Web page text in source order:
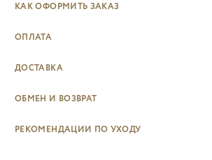
КАК ОФОРМИТЬ ЗАКАЗ
ОПЛАТА
ДОСТАВКА
ОБМЕН И ВОЗВРАТ
РЕКОМЕНДАЦИИ ПО УХОДУ